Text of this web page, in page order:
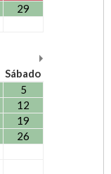
29
Sábado
5
12
19
26